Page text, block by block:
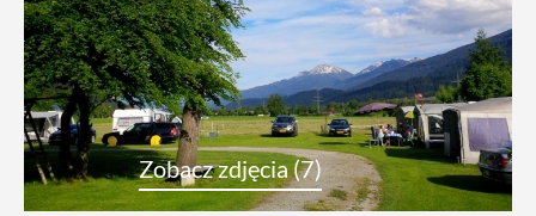
Zobacz zdjęcia (7)